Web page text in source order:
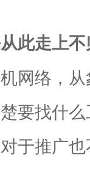
此走上不
络，从
要找什
于推广